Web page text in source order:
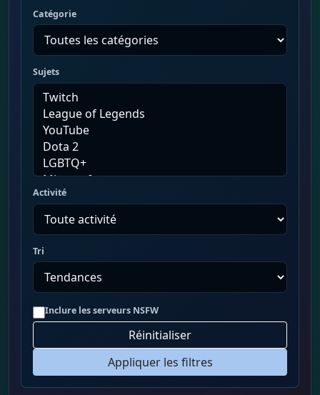
Catégorie
Sujets
Activité
Tri
Inclure les serveurs NSFW
Réinitialiser
Appliquer les filtres